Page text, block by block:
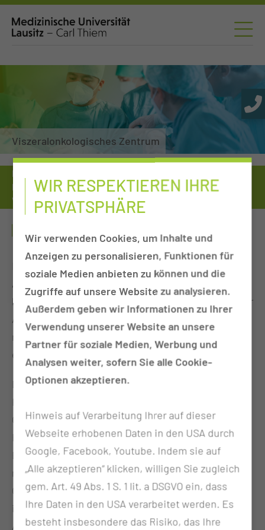
Viszeralonkologisches Zentrum
Medizinische Universität
Kliniken, Departments & Sektionen
Viszeralonkologisches Zentrum
Obduktion
Die innere Leichenschau (Sektion/ Obduktion/
Autopsie) wird nach Beantragung durch die
klinischen Ärztinnen und Ärzte und Zustimmung der
Angehörigen zur postmortalen Aufklärung von
natürlichen Todesursachen durchgeführt und trägt
ebenfalls zur Qualitätssicherung bei.
Dabei werden nach der äußeren Leichenschau alle
Körperhöhlen des Verstorbenen eröffnet, die
Organe entnommen, systematisch bezüglich der
Fragestellung präpariert und beurteilt.
Entsprechende Proben werden zur
mikroskopischen Untersuchung entnommen. Die
Organbefunde werden nach der Obduktion in einer
interdisziplinären Falldiskussion den behandelnden
Ärztinnen und Ärzten demonstriert. Zu diesem
WIR RESPEKTIEREN IHRE
PRIVATSPHÄRE
Wir verwenden Cookies, um Inhalte und
Anzeigen zu personalisieren, Funktionen für
soziale Medien anbieten zu können und die
Zugriffe auf unsere Website zu analysieren.
Außerdem geben wir Informationen zu Ihrer
Verwendung unserer Website an unsere
Partner für soziale Medien, Werbung und
Analysen weiter, sofern Sie alle Cookie-
Optionen akzeptieren.
Hinweis auf Verarbeitung Ihrer auf dieser
Webseite erhobenen Daten in den USA durch
Google, Facebook, Youtube. Indem sie auf
„Alle akzeptieren“ klicken, willigen Sie zugleich
gem. Art. 49 Abs. 1 S. 1 lit. a DSGVO ein, dass
Ihre Daten in den USA verarbeitet werden. Es
besteht insbesondere das Risiko, das Ihre